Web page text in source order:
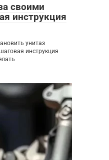
своими
инструкция
унитаз
инструкция